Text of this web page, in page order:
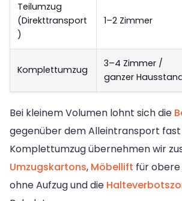
Teilumzug
(Direkttransport
)
1–2 Zimmer
Komplettumzug
3–4 Zimmer /
ganzer
Bei kleinem Volumen lohnt sich die
gegenüber dem Alleintransport fast
Komplettumzug übernehmen wir
Umzugskartons, Möbellift für
ohne Aufzug und die